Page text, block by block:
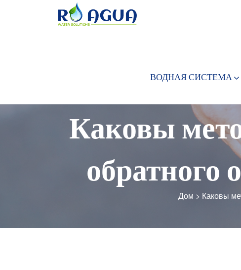
ВОДНАЯ СИСТЕМА
Каковы
обратного
Дом > Каковы